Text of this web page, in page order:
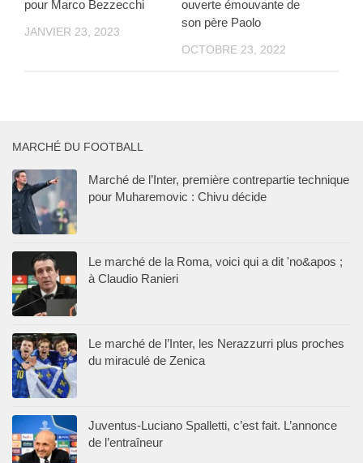
pour Marco Bezzecchi
JANVIER 23, 2023
ouverte émouvante de
son père Paolo
OCTOBRE 23, 2022
MARCHÉ DU FOOTBALL
Marché de l’Inter, première contrepartie technique
pour Muharemovic : Chivu décide
Le marché de la Roma, voici qui a dit 'no&apos ;
à Claudio Ranieri
Le marché de l’Inter, les Nerazzurri plus proches
du miraculé de Zenica
Juventus-Luciano Spalletti, c’est fait. L’annonce
de l’entraîneur